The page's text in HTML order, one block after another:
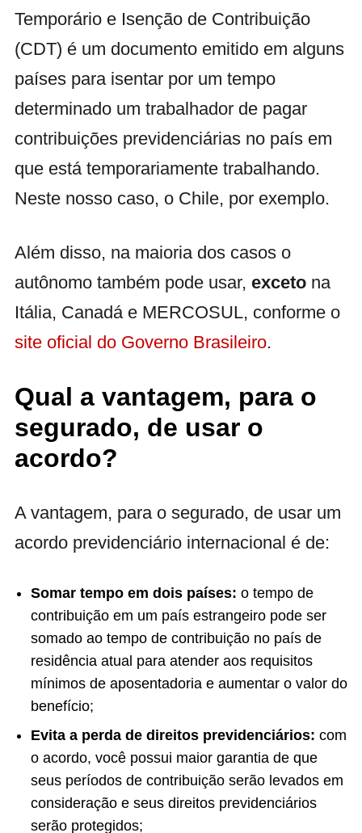
Temporário e Isenção de Contribuição
(CDT) é um documento emitido em alguns
países para isentar por um tempo
determinado um trabalhador de pagar
contribuições previdenciárias no país em
que está temporariamente trabalhando.
Neste nosso caso, o Chile, por exemplo.
Além disso, na maioria dos casos o
autônomo também pode usar, exceto na
Itália, Canadá e MERCOSUL, conforme o
site oficial do Governo Brasileiro.
Qual a vantagem, para o
segurado, de usar o
acordo?
A vantagem, para o segurado, de usar um
acordo previdenciário internacional é de:
Somar tempo em dois países: o tempo de
contribuição em um país estrangeiro pode ser
somado ao tempo de contribuição no país de
residência atual para atender aos requisitos
mínimos de aposentadoria e aumentar o valor do
benefício;
Evita a perda de direitos previdenciários: com
o acordo, você possui maior garantia de que
seus períodos de contribuição serão levados em
consideração e seus direitos previdenciários
serão protegidos;